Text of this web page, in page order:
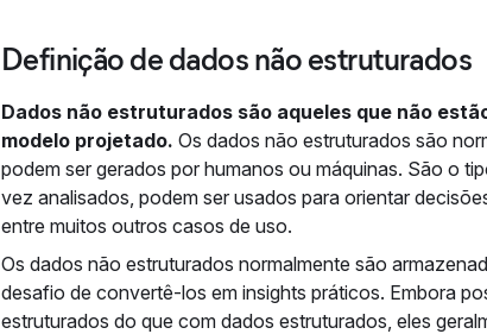
Definição de dados não estruturados
Dados não estruturados são aqueles que não
modelo projetado. Os dados não estruturados são
podem ser gerados por humanos ou máquinas. São o
vez analisados, podem ser usados para orientar
entre muitos outros casos de uso.
Os dados não estruturados normalmente são
desafio de convertê-los em insights práticos. Embora
estruturados do que com dados estruturados, eles